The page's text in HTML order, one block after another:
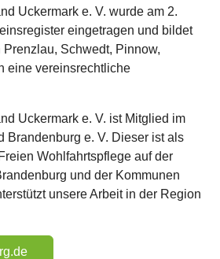
Uckermark e. V. wurde am 2.
eingetragen und bildet
Schwedt, Pinnow,
eine vereinsrechtliche
Uckermark e. V. ist Mitglied im
Brandenburg e. V. Dieser ist als
Wohlfahrtspflege auf der
und der Kommunen
unsere Arbeit in der Region